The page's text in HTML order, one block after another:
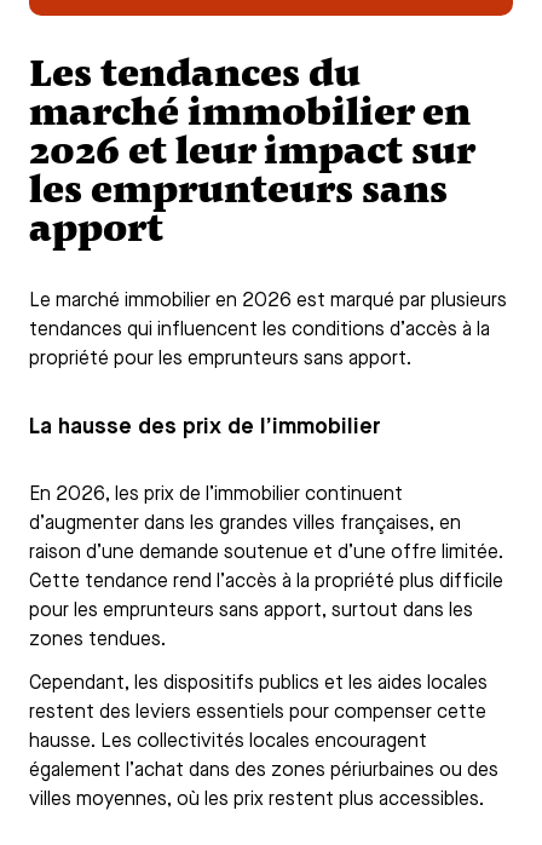
Les tendances du
marché immobilier en
2026 et leur impact sur
les emprunteurs sans
apport
Le marché immobilier en 2026 est marqué par plusieurs
tendances qui influencent les conditions d’accès à la
propriété pour les emprunteurs sans apport.
La hausse des prix de l’immobilier
En 2026, les prix de l’immobilier continuent
d’augmenter dans les grandes villes françaises, en
raison d’une demande soutenue et d’une offre limitée.
Cette tendance rend l’accès à la propriété plus difficile
pour les emprunteurs sans apport, surtout dans les
zones tendues.
Cependant, les dispositifs publics et les aides locales
restent des leviers essentiels pour compenser cette
hausse. Les collectivités locales encouragent
également l’achat dans des zones périurbaines ou des
villes moyennes, où les prix restent plus accessibles.